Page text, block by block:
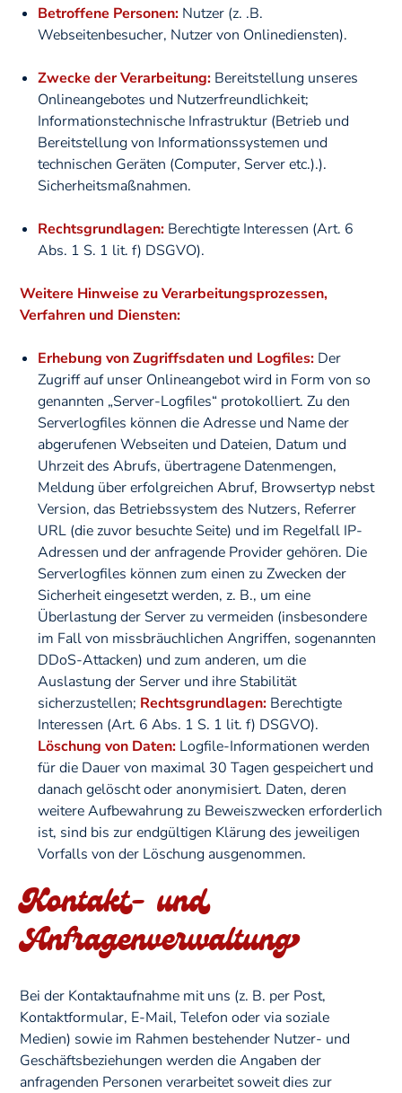
Betroffene Personen:Nutzer (z. .B.
Webseitenbesucher, Nutzer von Onlinediensten).
Zwecke der Verarbeitung:Bereitstellung unseres
Onlineangebotes und Nutzerfreundlichkeit;
Informationstechnische Infrastruktur (Betrieb und
Bereitstellung von Informationssystemen und
technischen Geräten (Computer, Server etc.).).
Sicherheitsmaßnahmen.
Rechtsgrundlagen:Berechtigte Interessen (Art. 6
Abs. 1 S. 1 lit. f) DSGVO).
Weitere Hinweise zu Verarbeitungsprozessen,
Verfahren und Diensten:
Erhebung von Zugriffsdaten und Logfiles: Der
Zugriff auf unser Onlineangebot wird in Form von so
genannten „Server-Logfiles“ protokolliert. Zu den
Serverlogfiles können die Adresse und Name der
abgerufenen Webseiten und Dateien, Datum und
Uhrzeit des Abrufs, übertragene Datenmengen,
Meldung über erfolgreichen Abruf, Browsertyp nebst
Version, das Betriebssystem des Nutzers, Referrer
URL (die zuvor besuchte Seite) und im Regelfall IP-
Adressen und der anfragende Provider gehören. Die
Serverlogfiles können zum einen zu Zwecken der
Sicherheit eingesetzt werden, z. B., um eine
Überlastung der Server zu vermeiden (insbesondere
im Fall von missbräuchlichen Angriffen, sogenannten
DDoS-Attacken) und zum anderen, um die
Auslastung der Server und ihre Stabilität
sicherzustellen; Rechtsgrundlagen:Berechtigte
Interessen (Art. 6 Abs. 1 S. 1 lit. f) DSGVO).
Löschung von Daten:Logfile-Informationen werden
für die Dauer von maximal 30 Tagen gespeichert und
danach gelöscht oder anonymisiert. Daten, deren
weitere Aufbewahrung zu Beweiszwecken erforderlich
ist, sind bis zur endgültigen Klärung des jeweiligen
Vorfalls von der Löschung ausgenommen.
Kontakt- und
Anfragenverwaltung
Bei der Kontaktaufnahme mit uns (z. B. per Post,
Kontaktformular, E-Mail, Telefon oder via soziale
Medien) sowie im Rahmen bestehender Nutzer- und
Geschäftsbeziehungen werden die Angaben der
anfragenden Personen verarbeitet soweit dies zur